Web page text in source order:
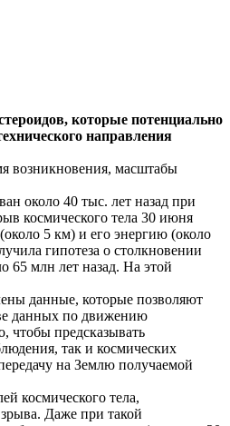
которые потенциально
направления
возникновения, масштабы
около 40 тыс. лет назад при
космического тела 30 июня
5 км) и его энергию (около
гипотеза о столкновении
65 млн лет назад. На этой
данные, которые позволяют
данных по движению
чтобы предсказывать
так и космических
на Землю получаемой
космического тела,
Даже при такой